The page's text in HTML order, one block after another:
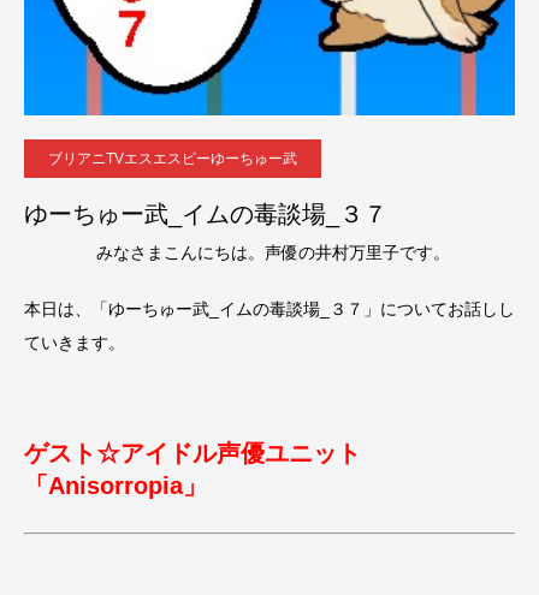
ブリアニTVエスエスピーゆーちゅー武
ゆーちゅー武_イムの毒談場_３７
みなさまこんにちは。声優の井村万里子です。
本日は、「ゆーちゅー武_イムの毒談場_３７」についてお話しし
ていきます。
ゲスト☆アイドル声優ユニット
「Anisorropia」